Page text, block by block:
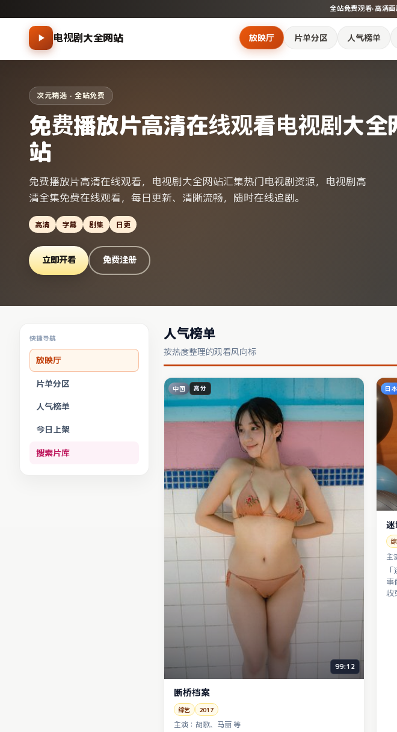
全站免费观看·高清
电视剧大全网站 放映厅 片单分区 人气榜单
次元精选 · 全站免费
免费播放片高清在线观看电视剧大全
站
免费播放片高清在线观看，电视剧大全网站汇集热门电视剧资源，电视剧高
清全集免费在线观看，每日更新、清晰流畅，随时在线追剧。
高清 字幕 剧集 日更
立即开看 免费注册
快捷导航
放映厅
片单分区
人气榜单
今日上架
搜索片库
人气榜单
按热度整理的观看风向标
中国 高分
99:12
断桥档案
综艺 2017
主演： 胡歌、马丽 等
日本
主
事
收